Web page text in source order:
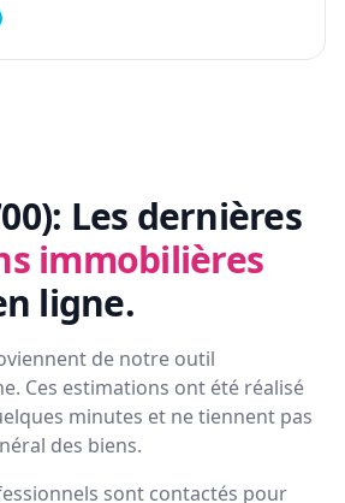
Les dernières
immobilières
ligne.
de notre outil
Ces estimations ont été réalisé
minutes et ne tiennent pas
des biens.
sont contactés pour